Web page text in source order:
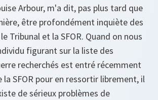
Arbour, m'a dit, pas plus tard que
être profondément inquiète des
Tribunal et la SFOR. Quand on nous
figurant sur la liste des
recherchés est entré récemment
la SFOR pour en ressortir librement, il
de sérieux problèmes de